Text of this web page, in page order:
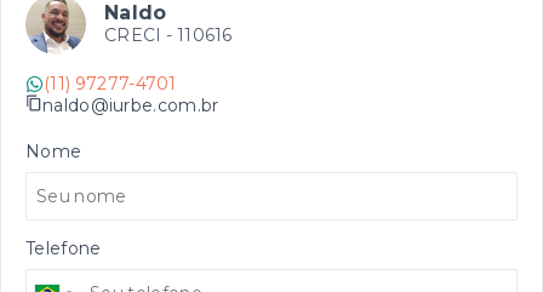
Naldo
CRECI - 110616
(11) 97277-4701
naldo@iurbe.com.br
Nome
Telefone